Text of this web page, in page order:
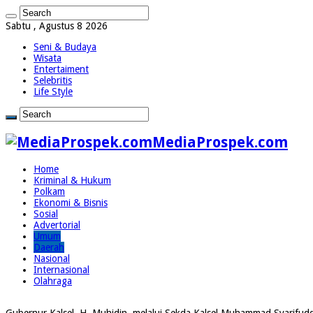
Sabtu , Agustus 8 2026
Seni & Budaya
Wisata
Entertaiment
Selebritis
Life Style
MediaProspek.com
Home
Kriminal & Hukum
Polkam
Ekonomi & Bisnis
Sosial
Advertorial
Umum
Daerah
Nasional
Internasional
Olahraga